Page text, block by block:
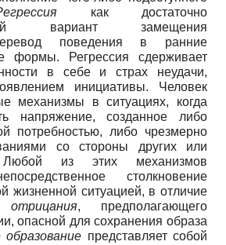
как достаточно
вариант замещения
поведения в ранние
формы. Регрессия сдерживает
в себе и страх неудачи,
инициативы. Человек
механизмы в ситуациях, когда
напряжение, созданное либо
потребностью, либо чрезмерно
со стороны других или
из этих механизмов
столкновение
жизненной ситуацией, в отличие
отрицания, предполагающего
опасной для сохранения образа
представляет собой